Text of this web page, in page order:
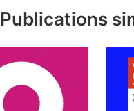
Publications